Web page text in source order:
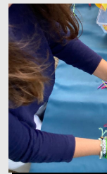
Irudia